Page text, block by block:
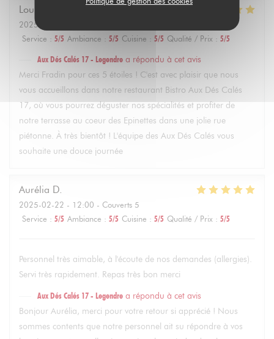
Louise
2025-02-22
Service : 5/5 Ambiance : 5/5 Cuisine : 5/5 Qualité / Prix : 5/5
Aux Dés Calés 17 - Legendre a répondu à cet avis
Merci Fradin pour ces 5 étoiles ! C'est avec plaisir que nous
vous accueillons dans notre restaurant Bistro Aux Dés Calés
17, où vous pourrez déguster nos spécialités et profiter de
notre terrasse au coeur des Epinettes dans une jolie rue
piétonne. À très bientôt ! L'équipe des Aux Dés Calés vous
souhaite une douce journée
Aurélia D
2025-02-22 - 12:00 - Couverts 5
Service : 5/5 Ambiance : 5/5 Cuisine : 5/5 Qualité / Prix : 5/5
Personnel très aimable, à l'écoute de nos demandes (allergies).
Servi très rapidement. Repas très bon merci
Aux Dés Calés 17 - Legendre a répondu à cet avis
Bonjour Aurélia, merci pour votre retour si apprécié ! Nous
sommes contents que notre personnel ait su répondre à vos